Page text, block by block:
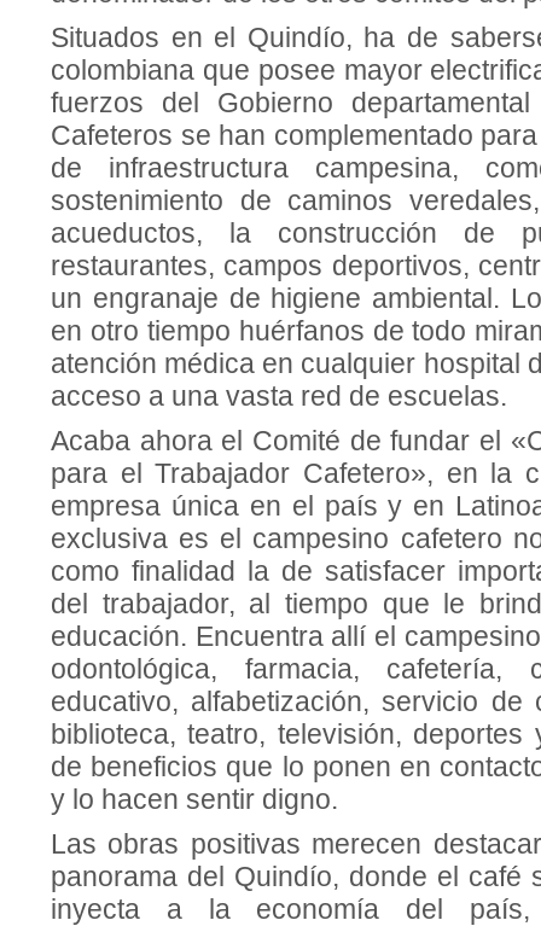
Situados en el Quindío, ha de
colombiana que posee mayor
fuerzos del Gobierno
Cafete­ros se han complementado
de infraest­ructura campesina,
sostenimiento de caminos
acueductos, la cons­trucción de
restaurantes, campos deporti­vos,
un engranaje de higiene ambiental.
en otro tiempo huérfanos de todo
aten­ción médica en cualquier hospi­tal
acceso a una vasta red de escuelas.
Acaba ahora el Comité de fundar el
para el Trabajador Cafetero», en la
empresa única en el país y en
exc­lusiva es el campesino cafetero
como finalidad la de satisfacer
del tra­bajador, al tiempo que le
educación. En­cuentra allí el
odontológica, farmacia, cafetería,
educativo, alfabeti­zación, servicio de
biblioteca, teatro, televisión,
de beneficios que lo ponen en
y lo hacen sentir digno.
Las obras positivas merecen
pa­norama del Quindío, donde el café
inyecta a la economía del